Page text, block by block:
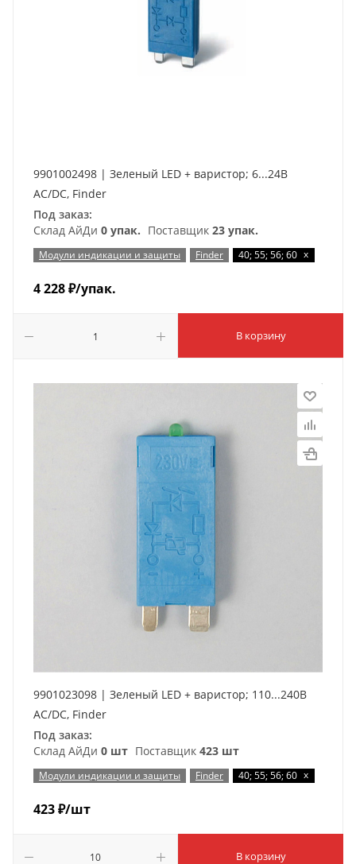
9901002498 | Зеленый LED + варистор; 6...24В
AC/DC, Finder
Под заказ:
Склад АйДи 0 упак. Поставщик 23 упак.
Модули индикации и защиты Finder 40; 55; 56; 60 x
4 228₽/упак.
В корзину
9901023098 | Зеленый LED + варистор; 110...240В
AC/DC, Finder
Под заказ:
Склад АйДи 0 шт Поставщик 423 шт
Модули индикации и защиты Finder 40; 55; 56; 60 x
423₽/шт
В корзину